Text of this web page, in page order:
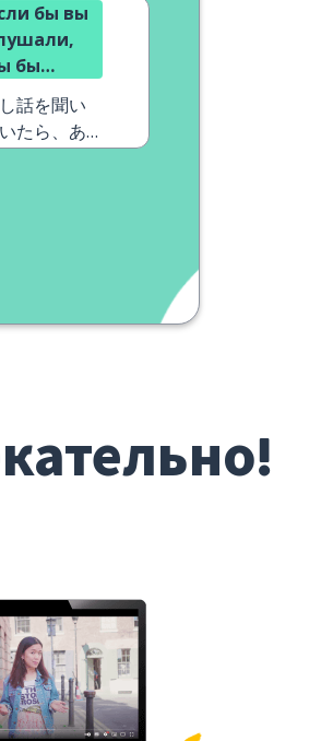
бы вы
бы
話を聞い
たら、あ